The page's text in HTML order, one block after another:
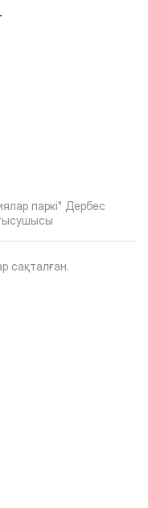
паркі" Дербес
сақталған.